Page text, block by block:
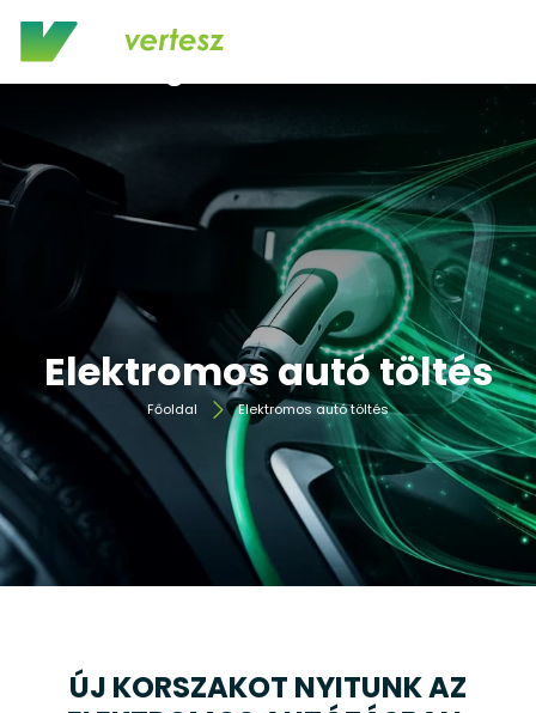
Elektromos autó töltés
Főoldal Elektromos autó töltés
ÚJ KORSZAKOT NYITUNK AZ